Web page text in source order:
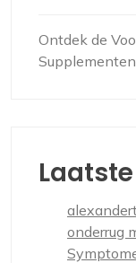
Ontdek de
onderrug